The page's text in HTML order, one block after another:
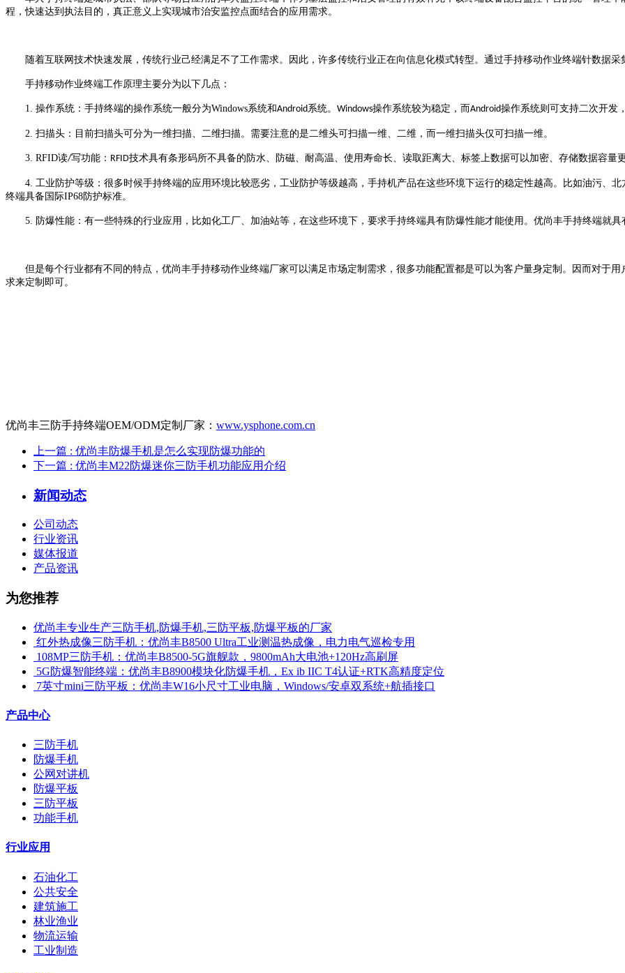
程，快速达到执法目的，真正意义上实现城市治安监控点面结合的应用需求。
随着互联网技术快速发展，传统行业己经满足不了工作需求。因此，许多传统行业正在向信息化模式转型。通过手持移动作业终端针数据采
手持移动作业终端工作原理主要分为以下几点：
1. 操作系统：手持终端的操作系统一般分为Windows系统和Android 系统。 Windows操作系统较为稳定，而Android操作系统则可支持二次开发
2. 扫描头：目前扫描头可分为一维扫描、二维扫描。需要注意的是二维头可扫描一维、二维，而一维扫描头仅可扫描一维。
3. RFID读/写功能： RFID技术具有条形码所不具备的防水、防磁、耐高温、使用寿命长、读取距离大、标签上数据可以加密、存储数据容量
4. 工业防护等级：很多时候手持终端的应用环境比较恶劣，工业防护等级越高，手持机产品在这些环境下运行的稳定性越高。比如油污、
终端具备国际IP68防护标准。
5. 防爆性能：有一些特殊的行业应用，比如化工厂、加油站等，在这些环境下，要求手持终端具有防爆性能才能使用。 优尚丰手持终端就具
但是每个行业都有不同的特点， 优尚丰手持移动作业终端厂家可以满足市场定制 需求，很多功能配置都是可以 为客户量身定制。因而对于用
求来定制即可。
优尚丰三防手持终端OEM/ODM定制厂家： www.ysphone.com.cn
上一篇 : 优尚丰防爆手机是怎么实现防爆功能的
下一篇 : 优尚丰M22防爆迷你三防手机功能应用介绍
新闻动态
公司动态
行业资讯
媒体报道
产品资讯
为您推荐
优尚丰专业生产三防手机,防爆手机,三防平板,防爆平板的厂家
​ 红外热成像三防手机：优尚丰B8500 Ultra工业测温热成像，电力电气巡检专用
​ 108MP三防手机：优尚丰B8500-5G旗舰款，9800mAh大电池+120Hz高刷屏
​ 5G防爆智能终端：优尚丰B8900模块化防爆手机，Ex ib IIC T4认证+RTK高精度定位
​ 7英寸mini三防平板：优尚丰W16小尺寸工业电脑，Windows/安卓双系统+航插接口
产品中心
三防手机
防爆手机
公网对讲机
防爆平板
三防平板
功能手机
行业应用
石油化工
公共安全
建筑施工
林业渔业
物流运输
工业制造